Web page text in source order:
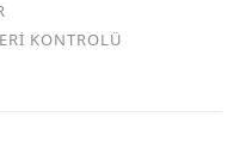
KONTROLÜ